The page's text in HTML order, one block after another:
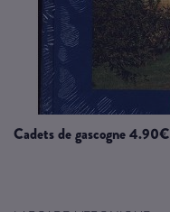
cadets de gascogne 4.90€